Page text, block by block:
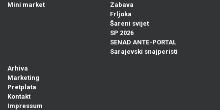
Mini market
Zabava
Frljoka
Šareni svijet
SP 2026
SENAD ANTE-PORTAL
Sarajevski snajperisti
Arhiva
Marketing
Pretplata
Kontakt
Impressum